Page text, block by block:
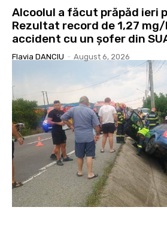
Alcoolul a făcut prăpăd ieri
Rezultat record de 1,27 mg/
accident cu un șofer din
Flavia DANCIU - August 6, 2026